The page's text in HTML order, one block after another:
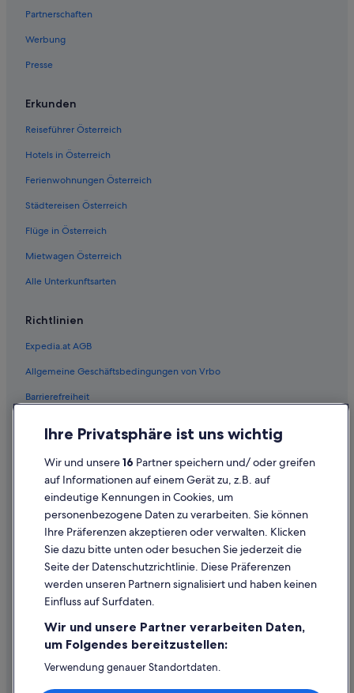
Gasthäuser in Reifnitz
Pensionen in Reifnitz
Hotels nahe Wörthersee
Partnerschaften
Werbung
Presse
Erkunden
Reiseführer Österreich
Hotels in Österreich
Ferienwohnungen Österreich
Städtereisen Österreich
Flüge in Österreich
Mietwagen Österreich
Alle Unterkunftsarten
Richtlinien
Expedia.at AGB
Allgemeine Geschäftsbedingungen von Vrbo
Barrierefreiheit
Rechtliche Hinweise/Kontakt
Inhaltsrichtlinien und Melden von Inhalten
Hilfe
Hilfe
Rückerstattungsprozess und Zeitrahmen
Buchen Sie einen Flug mit einer Gutschrift bei der Fluggesellschaft
Internationale Reisedokumente
Ihre Privatsphäre ist uns wichtig
Wir und unsere16 Partner speichern und/ oder greifen
auf Informationen auf einem Gerät zu, z.B. auf
eindeutige Kennungen in Cookies, um
personenbezogene Daten zu verarbeiten. Sie können
Ihre Präferenzen akzeptieren oder verwalten. Klicken
Sie dazu bitte unten oder besuchen Sie jederzeit die
Seite der Datenschutzrichtlinie. Diese Präferenzen
werden unseren Partnern signalisiert und haben keinen
Einfluss auf Surfdaten.
Wir und unsere Partner verarbeiten Daten,
um Folgendes bereitzustellen:
Verwendung genauer Standortdaten.